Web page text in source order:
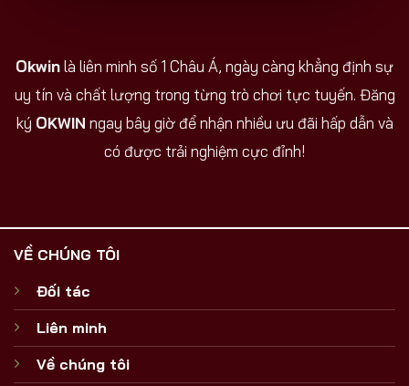
Okwinlà liên minh số 1 Châu Á, ngày càng khẳng định sự
uy tín và chất lượng trong từng trò chơi tực tuyến. Đăng
ký OKWIN ngay bây giờ để nhận nhiều ưu đãi hấp dẫn và
có được trải nghiệm cực đỉnh!
VỀ CHÚNG TÔI
Đối tác
Liên minh
Về chúng tôi